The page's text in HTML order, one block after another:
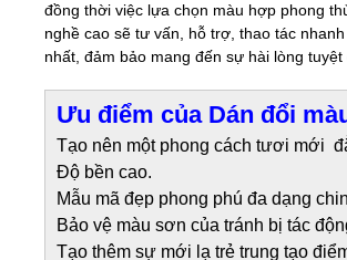
đồng thời việc lựa chọn màu hợp phong
nghề cao sẽ tư vấn, hỗ trợ, thao tác
nhất, đảm bảo mang đến sự hài lòng tuyệt
Ưu điểm của Dán đổi
Tạo nên một phong cách tươi mới
Độ bền cao.
Mẫu mã đẹp phong phú đa dạng
Bảo vệ màu sơn của tránh bị tác
Tạo thêm sự mới lạ trẻ trung tạo